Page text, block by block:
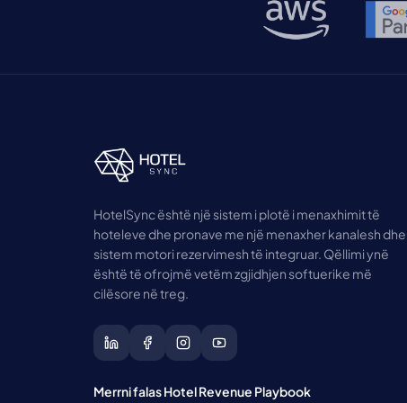
HotelSync është një sistem i plotë i menaxhimit të
hoteleve dhe pronave me një menaxher kanalesh dhe
sistem motori rezervimesh të integruar. Qëllimi ynë
është të ofrojmë vetëm zgjidhjen softuerike më
cilësore në treg.
Merrni falas Hotel Revenue Playbook